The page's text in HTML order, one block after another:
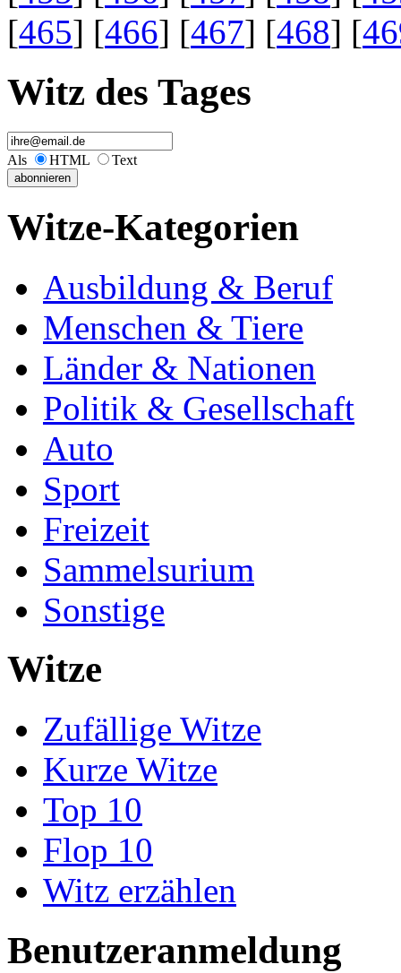
[465] [466] [467] [468] [
Witz des Tages
Als HTML Text
Witze-Kategorien
Ausbildung & Beruf
Menschen & Tiere
Länder & Nationen
Politik & Gesellschaft
Auto
Sport
Freizeit
Sammelsurium
Sonstige
Witze
Zufällige Witze
Kurze Witze
Top 10
Flop 10
Witz erzählen
Benutzeranmeldung